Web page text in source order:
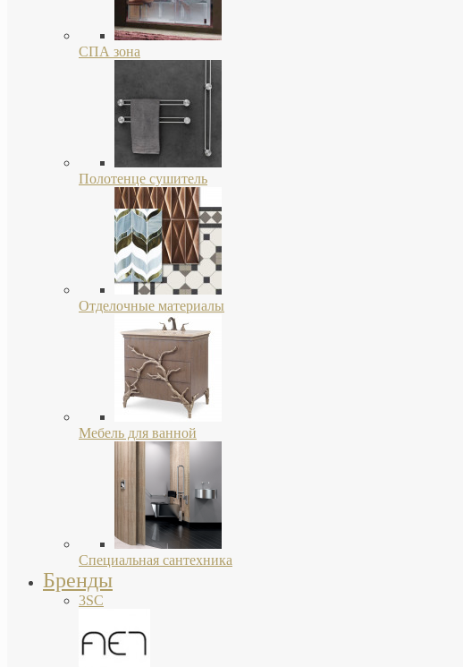
СПА зона
Полотенце сушитель
Отделочные материалы
Мебель для ванной
Специальная сантехника
Бренды
3SC